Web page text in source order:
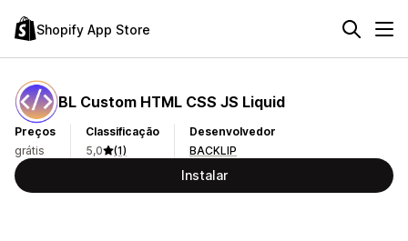
Shopify App Store
BL Custom HTML CSS JS Liquid
Preços
grátis
Classificação
5,0
(1)
Desenvolvedor
BACKLIP
Instalar